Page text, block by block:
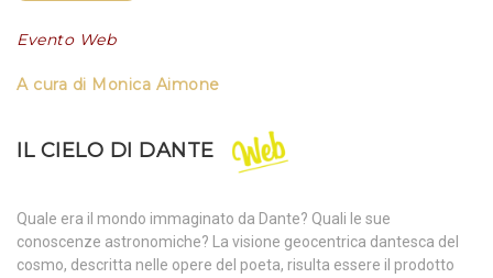
Evento Web
A cura di Monica Aimone
IL CIELO DI DANTE
Quale era il mondo immaginato da Dante? Quali le sue
conoscenze astronomiche? La visione geocentrica dantesca del
cosmo, descritta nelle opere del poeta, risulta essere il prodotto